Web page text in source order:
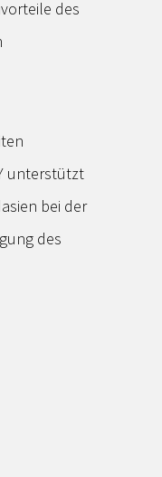
des
unterstützt
bei der
des